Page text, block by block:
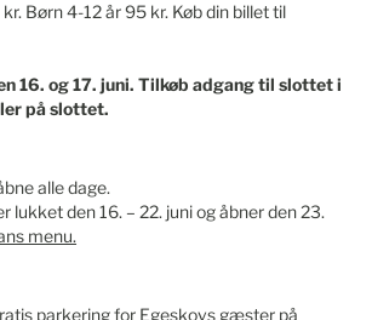
Børn 4-12 år 95 kr. Køb din billet til
16. og 17. juni. Tilkøb adgang til slottet i
på slottet.
alle dage.
lukket den 16. – 22. juni og åbner den 23.
menu.
parkering for Egeskovs gæster på